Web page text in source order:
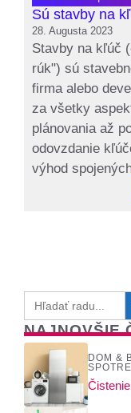
Sú stavby na
28. Augusta 2023
Stavby na kľúč
rúk") sú
firma alebo
za všetky
plánovania až
odovzdanie
výhod
Search
for:
NAJNOVŠIE
DOM &